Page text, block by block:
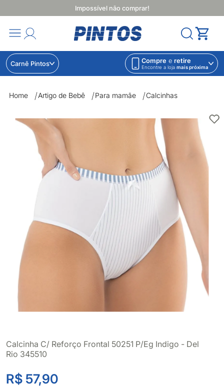
Impossível não comprar!
Carnê Pintos Compre e retire
Encontre a loja mais próxima
Home Artigo de Bebê Para mamãe Calcinhas
Calcinha C/ Reforço Frontal 50251 P/Eg Indigo - Del
Rio 345510
R$ 57,90